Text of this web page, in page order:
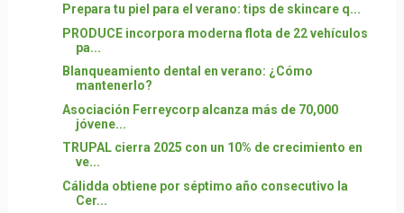
Prepara tu piel para el verano: tips de skincare q...
PRODUCE incorpora moderna flota de 22 vehículos
pa...
Blanqueamiento dental en verano: ¿Cómo
mantenerlo?
Asociación Ferreycorp alcanza más de 70,000
jóvene...
TRUPAL cierra 2025 con un 10% de crecimiento en
ve...
Cálidda obtiene por séptimo año consecutivo la
Cer...